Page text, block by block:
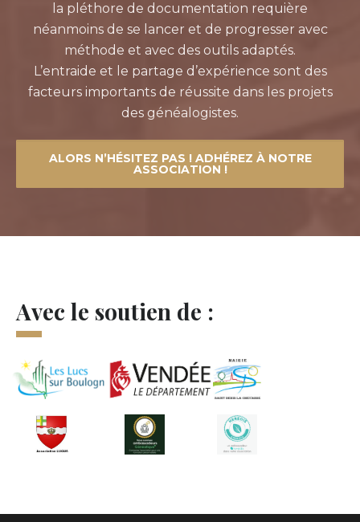
la pléthore de documentation requière
néanmoins de se lancer et de progresser avec
méthode et avec des outils adaptés.
L’entraide et le partage d’expérience sont des
facteurs importants de réussite dans les projets
des généalogistes.
ALORS N’HÉSITEZ PAS ! ADHÉREZ À NOTRE
ASSOCIATION !
Avec le soutien de :